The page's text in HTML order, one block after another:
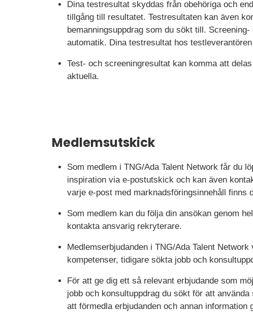
Dina testresultat skyddas från obehöriga och
tillgång till resultatet. Testresultaten kan även
bemanningsuppdrag som du sökt till.
automatik. Dina testresultat hos
Test- och screeningresultat kan komma att
aktuella.
Medlemsutskick
Som medlem i TNG/Ada Talent Network får du
inspiration via e-postutskick och kan även
varje e-post med marknadsföringsinnehåll finns
Som medlem kan du följa din ansökan genom
kontakta ansvarig rekryterare.
Medlemserbjudanden i TNG/Ada Talent
kompetenser, tidigare sökta jobb och
För att ge dig ett så relevant erbjudande som
jobb och konsultuppdrag du sökt för att
att förmedla erbjudanden och annan